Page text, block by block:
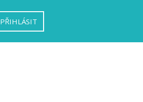
PŘIHLÁSIT